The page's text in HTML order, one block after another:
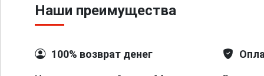
Наши преимущества
100% возврат денег